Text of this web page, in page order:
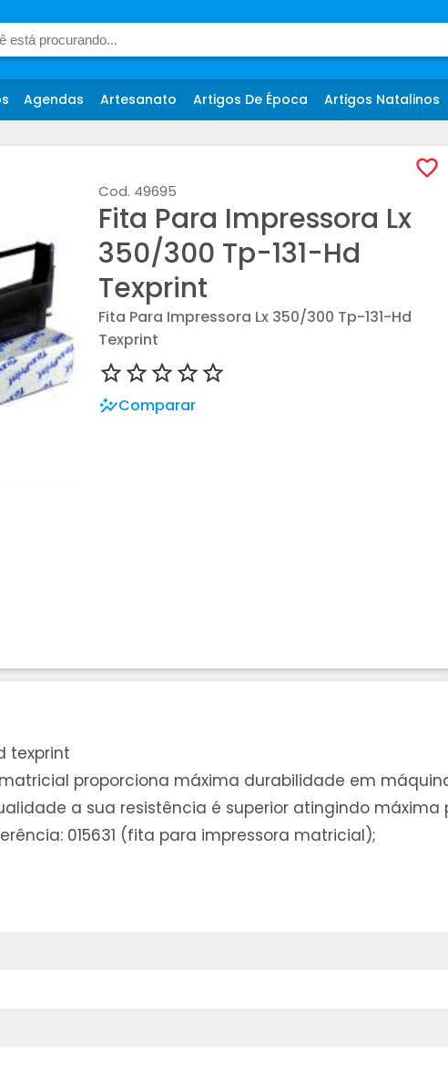
Agendas Artesanato Artigos De Época Artigos Natalinos
Cod. 49695
Fita Para Impressora Lx
350/300 Tp-131-Hd
Texprint
Fita Para Impressora Lx 350/300 Tp-131-Hd
Texprint
Comparar
texprint
proporciona máxima durabilidade em
a sua resistência é superior atingindo
015631 (fita para impressora matricial);